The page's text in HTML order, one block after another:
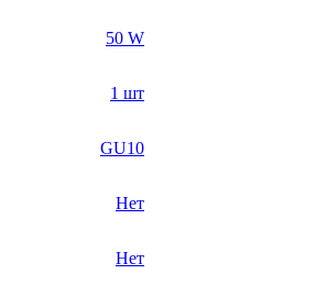
50 W
1 шт
GU10
Нет
Нет